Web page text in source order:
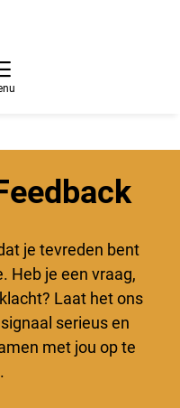
je tevreden bent
Heb je een vraag,
Laat het ons
serieus en
met jou op te